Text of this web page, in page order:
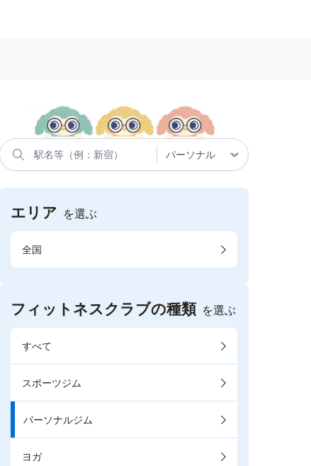
エリア を選ぶ
全国
フィットネスクラブの種類 を選ぶ
すべて
スポーツジム
パーソナルジム
ヨガ